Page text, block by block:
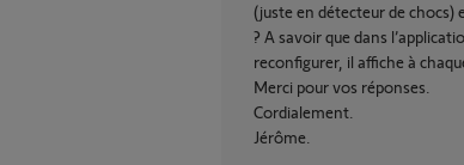
(juste en détecteur de chocs)
? A savoir que dans
reconfigurer, il affiche à
Merci pour vos réponses.
Cordialement.
Jérôme.